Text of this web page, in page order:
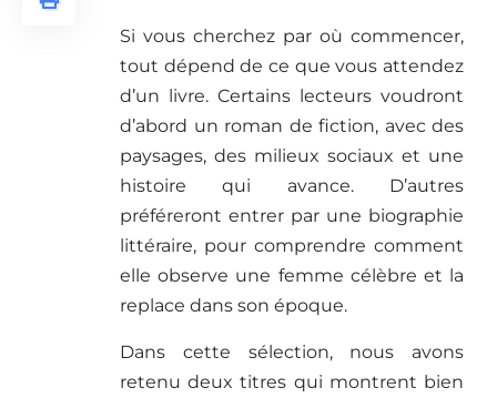
Si vous cherchez par où commencer,
tout dépend de ce que vous attendez
d’un livre. Certains lecteurs voudront
d’abord un roman de fiction, avec des
paysages, des milieux sociaux et une
histoire qui avance. D’autres
préféreront entrer par une biographie
littéraire, pour comprendre comment
elle observe une femme célèbre et la
replace dans son époque.
Dans cette sélection, nous avons
retenu deux titres qui montrent bien